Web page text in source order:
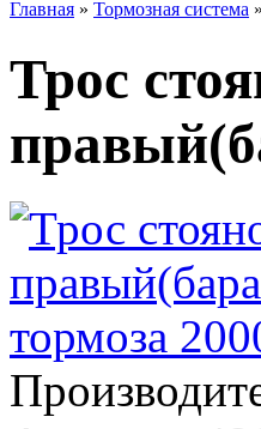
Главная » Тормозная система »
Трос